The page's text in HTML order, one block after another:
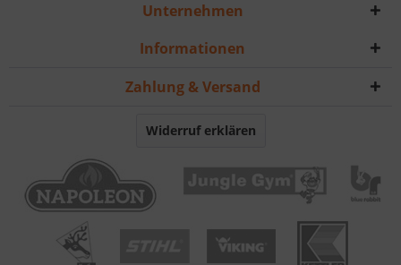
Unternehmen
Informationen
Zahlung & Versand
Widerruf erklären